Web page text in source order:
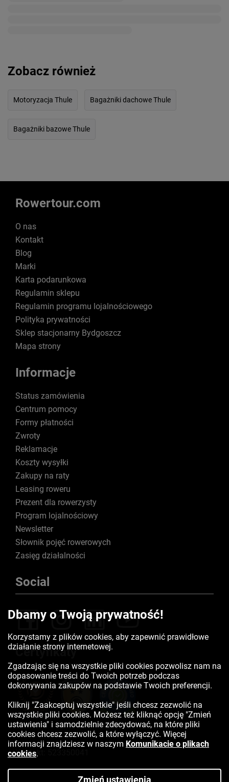
Zobacz również
Motoryzacja Thule Bagażniki dachowe Thule
Bagażniki bazowe Thule
Rowertour.com
O nas
Kontakt
Blog
Marki
Karta podarunkowa
Regulamin sklepu
Regulamin programu lojalnościowego
Polityka prywatności
Sklep stacjonarny Bydgoszcz
Mapa strony
Informacje
Status zamówienia
Centrum pomocy
Formy płatności
Zwroty
Reklamacje
Koszty wysyłki
Zakupy na raty
Leasing roweru
Prezent dla rowerzysty
Program lojalnościowy
Newsletter
Słownik pojęć rowerowych
Zasięg działalności
Social
Certyfikaty
Kontakt:
Dbamy o Twoją prywatność!
Korzystamy z plików cookies, aby zapewnić prawidłowe
działanie strony internetowej.
Zgadzając się na wszystkie pliki cookies pozwolisz nam na
dopasowanie treści do Twoich potrzeb podczas
dokonywania zakupów na podstawie Twoich preferencji.
Kliknij "Zaakceptuj wszystkie" jeśli chcesz zezwolić na
wszystkie pliki cookies. Możesz też kliknąć opcję "Zmień
ustawienia" i samodzielnie zdecydować, na które pliki
cookies chcesz zezwolić, a które wyłączyć. Więcej
informacji znajdziesz w naszym Komunikacie o plikach
cookies.
Zmień ustawienia